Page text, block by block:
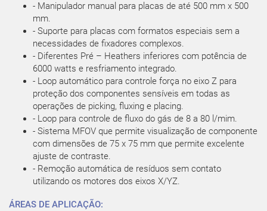
- Manipulador manual para placas de até 500 mm x 500
mm.
- Suporte para placas com formatos especiais sem a
necessidades de fixadores complexos.
- Diferentes Pré – Heathers inferiores com potência de
6000 watts e resfriamento integrado.
- Loop automático para controle força no eixo Z para
proteção dos componentes sensíveis em todas as
operações de picking, fluxing e placing.
- Loop para controle de fluxo do gás de 8 a 80 l/mim.
- Sistema MFOV que permite visualização de componente
com dimensões de 75 x 75 mm que permite excelente
ajuste de contraste.
- Remoção automática de resíduos sem contato
utilizando os motores dos eixos X/YZ.
ÁREAS DE APLICAÇÃO: